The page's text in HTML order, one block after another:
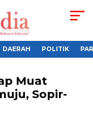
DAERAH POLITIK
Muat
Sopir-